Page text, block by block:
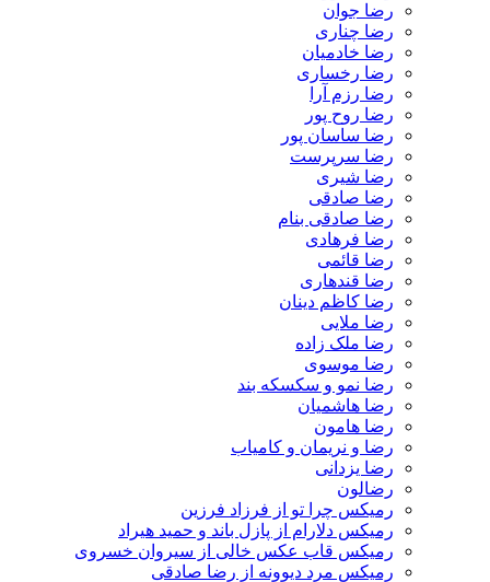
رضا جوان
رضا چناری
رضا خادمیان
رضا رخساری
رضا رزم آرا
رضا روح پور
رضا ساسان پور
رضا سرپرست
رضا شیری
رضا صادقی
رضا صادقی بنام
رضا فرهادی
رضا قائمی
رضا قندهاری
رضا کاظم دینان
رضا ملایی
رضا ملک زاده
رضا موسوی
رضا نمو و سکسکه بند
رضا هاشمیان
رضا هامون
رضا و نریمان و کامیاب
رضا یزدانی
رضالون
رمیکس چرا تو از فرزاد فرزین
رمیکس دلارام از پازل باند و حمید هیراد
رمیکس قاب عکس خالی از سیروان خسروی
رمیکس مرد دیوونه از رضا صادقی